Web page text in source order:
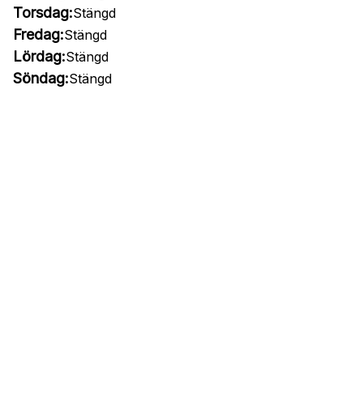
Torsdag:Stängd
Fredag:Stängd
Lördag:Stängd
Söndag:Stängd